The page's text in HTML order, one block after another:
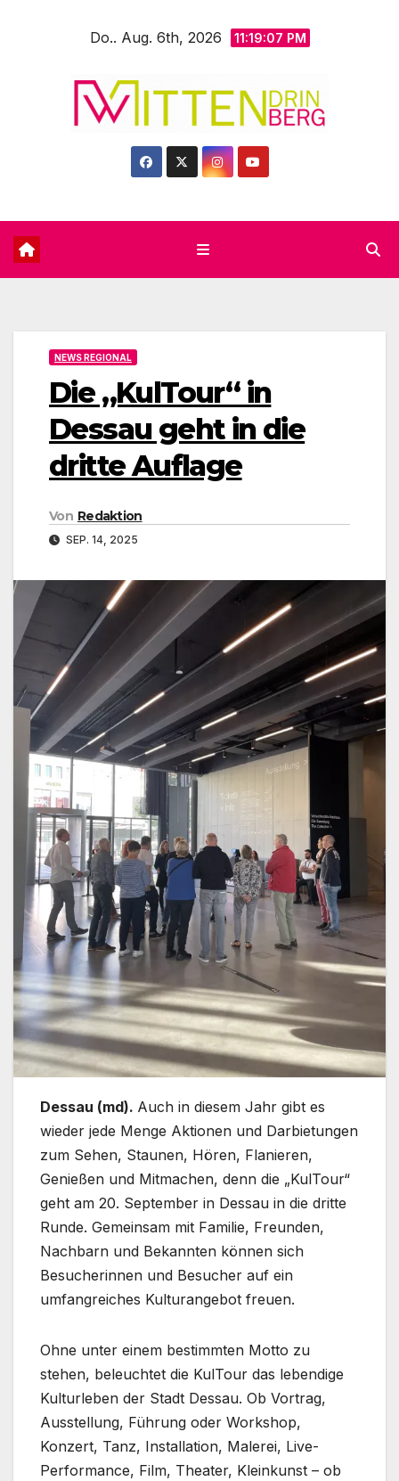
Do.. Aug. 6th, 2026 11:19:09 PM
NEWS REGIONAL
Die „KulTour“ in
Dessau geht in die
dritte Auflage
Von Redaktion
SEP. 14, 2025
Dessau (md). Auch in diesem Jahr gibt es
wieder jede Menge Aktionen und Darbietungen
zum Sehen, Staunen, Hören, Flanieren,
Genießen und Mitmachen, denn die „KulTour“
geht am 20. September in Dessau in die dritte
Runde. Gemeinsam mit Familie, Freunden,
Nachbarn und Bekannten können sich
Besucherinnen und Besucher auf ein
umfangreiches Kulturangebot freuen.
Ohne unter einem bestimmten Motto zu
stehen, beleuchtet die KulTour das lebendige
Kulturleben der Stadt Dessau. Ob Vortrag,
Ausstellung, Führung oder Workshop,
Konzert, Tanz, Installation, Malerei, Live-
Performance, Film, Theater, Kleinkunst – ob